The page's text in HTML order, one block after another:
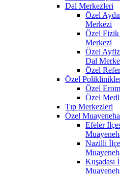
Dal Merkezleri
Özel
Merkezi
Özel Fizik
Merkezi
Özel
Dal
Özel
Özel
Özel
Özel
Tıp Merkezleri
Özel
Efeler
Nazilli
Kuşadası